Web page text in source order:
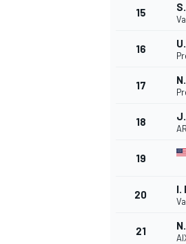
15
16
17
18
19
20 I.
21